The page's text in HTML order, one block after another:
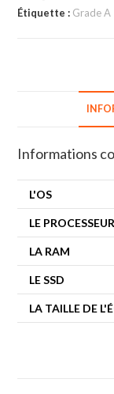
Étiquette : Grade A
Informations
L'OS
LE PROCESSEUR
LA RAM
LE SSD
LA TAILLE DE